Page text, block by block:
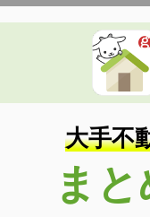
千葉県船橋市飯山満
価 格
住 所
専有面
間取り
千葉県船橋市飯山満
価 格
大手不
まと